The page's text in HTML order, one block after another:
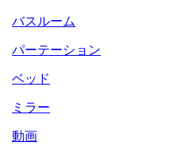
バスルーム
パーテーション
ベッド
ミラー
動画